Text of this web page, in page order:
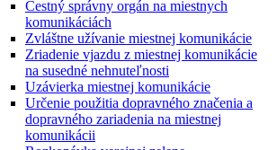
Cestný správny orgán na miestnych
komunikáciách
Zvláštne užívanie miestnej komunikácie
Zriadenie vjazdu z miestnej komunikácie
na susedné nehnuteľnosti
Uzávierka miestnej komunikácie
Určenie použitia dopravného značenia a
dopravného zariadenia na miestnej
komunikácii